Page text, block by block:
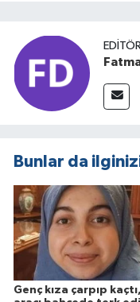
Bunlar da
Genç kıza çarpıp kaçtı,